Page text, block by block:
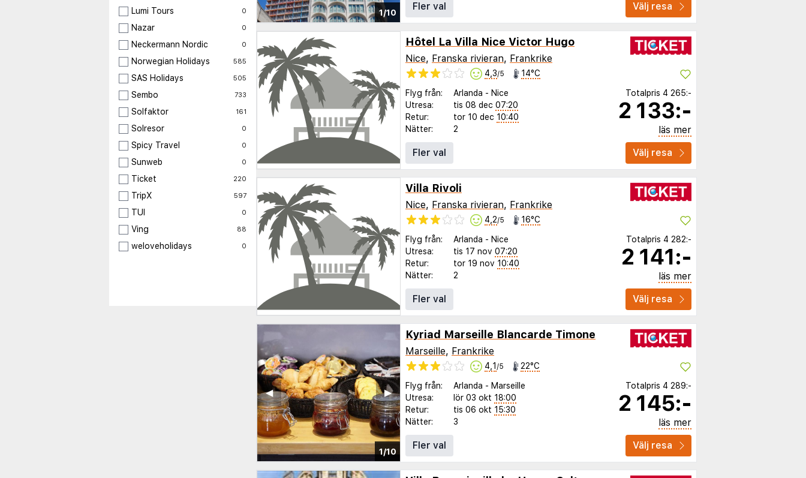
Lumi Tours 0
Nazar 0
Neckermann Nordic 0
Norwegian Holidays 585
SAS Holidays 505
Sembo 733
Solfaktor 161
Solresor 0
Spicy Travel 0
Sunweb 0
Ticket 220
TripX 597
TUI 0
Ving 88
weloveholidays 0
1/10
Fler val
Välj resa
Hôtel La Villa Nice Victor Hugo
Nice, Franska rivieran, Frankrike
4,3/5 14°C
Flyg från: Arlanda - Nice
Utresa:
tis 08 dec 07:20
Retur:
tor 10 dec 10:40
Nätter:
2
Totalpris 4 265:-
2 133:-
läs mer
Fler val
Välj resa
Villa Rivoli
Nice, Franska rivieran, Frankrike
4,2/5 16°C
Flyg från: Arlanda - Nice
Utresa:
tis 17 nov 07:20
Retur:
tor 19 nov 10:40
Nätter:
2
Totalpris 4 282:-
2 141:-
läs mer
Fler val
Välj resa
1/10
▶︎
◀︎
Kyriad Marseille Blancarde Timone
Marseille, Frankrike
4,1 /5 22°C
Flyg från: Arlanda - Marseille
Utresa:
lör 03 okt 18:00
Retur:
tis 06 okt 15:30
Nätter:
3
Totalpris 4 289:-
2 145:-
läs mer
Fler val
Välj resa